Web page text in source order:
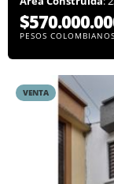
PESOS COLOMBIANOS
VENTA